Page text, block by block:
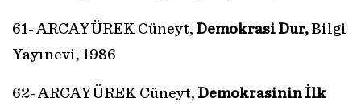
61- ARCAYÜREK Cüneyt, Demokrasi Dur, Bilgi
Yayınevi, 1986
62- ARCAYÜREK Cüneyt, Demokrasinin İlk